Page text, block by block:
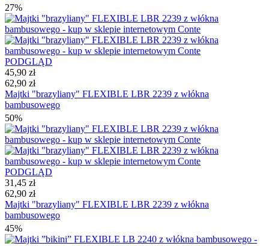
27%
PODGLĄD
45,90 zł
62,90 zł
Majtki "brazyliany" FLEXIBLE LBR 2239 z włókna
bambusowego
50%
PODGLĄD
31,45 zł
62,90 zł
Majtki "brazyliany" FLEXIBLE LBR 2239 z włókna
bambusowego
45%